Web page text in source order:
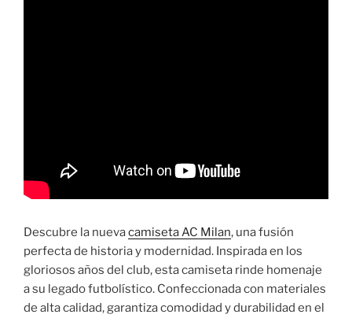
Descubre la nuevacamiseta AC Milan, una fusión
perfecta de historia y modernidad. Inspirada en los
gloriosos años del club, esta camiseta rinde homenaje
a su legado futbolístico. Confeccionada con materiales
de alta calidad, garantiza comodidad y durabilidad en el